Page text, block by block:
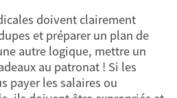
doivent clairement
et préparer un plan de
autre logique, mettre un
au patronat ! Si les
payer les salaires ou